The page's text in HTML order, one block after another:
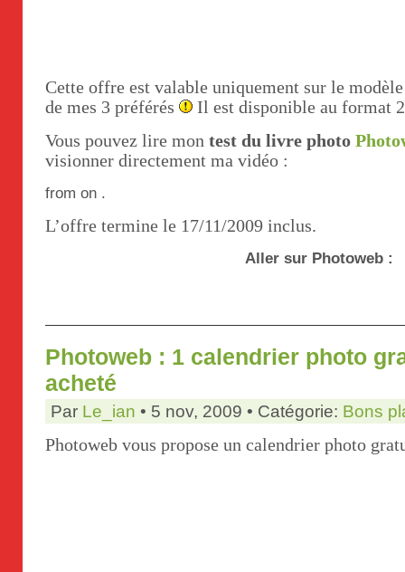
Cette offre est valable uniquement sur le
de mes 3 préférés
Il est disponible au format
Vous pouvez lire mon test du livre photo
visionner directement ma vidéo :
from on .
L’offre termine le 17/11/2009 inclus.
Aller sur Photoweb :
Photoweb : 1 calendrier photo
acheté
Par Le_ian • 5 nov, 2009 • Catégorie: Bons
Photoweb vous propose un calendrier photo